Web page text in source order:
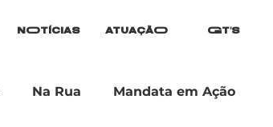
nOtícias atuaçãO Gt's
Na Rua Mandata em Ação